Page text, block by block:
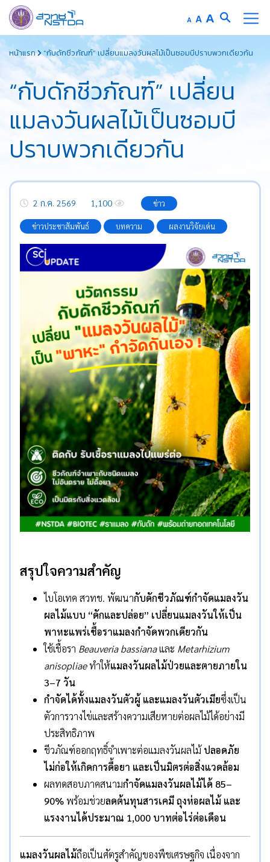
to
content
A Decrease
font
size.
AReset
font
size.
A Increase
font
size.
หน้าแรก “กับดักชีวภัณฑ์” เปลี่ยนแมลงวันผลไม้เป็นซอมบีปราบพวกเดียวกัน
“กับดักชีวภัณฑ์” เปลี่ยน
แมลงวันผลไม้เป็นซอมบี
ปราบพวกเดียวกัน
2 ก.ค. 2569 1,100 ข่าว
ข่าวประชาสัมพันธ์ บทความ ผลงานวิจัยเด่น
สรุปใจความสำคัญ
ไบโอเทค สวทช. พัฒนากับดักชีวภัณฑ์กำจัดแมลงวัน
ผลไม้แบบ “ดักและปล่อย” เปลี่ยนแมลงวันให้เป็น
พาหะแพร่เชื้อราแมลงกำจัดพวกเดียวกัน
ใช้เชื้อรา Beauveria bassianaและ Metarhizium
anisopliaeทำให้แมลงวันผลไม้ป่วยและตายภายใน
3–7 วัน
กำจัดได้ทั้งแมลงวันตัวผู้ และแมลงวันตัวเมียซึ่งเป็น
ตัวการวางไข่และสร้างความเสียหายต่อผลไม้ได้อย่างมี
ประสิทธิภาพ
ชีวภัณฑ์ออกฤทธิ์จำเพาะต่อแมลงวันผลไม้ปลอดภัย
ไม่ก่อให้เกิดการดื้อยา และเป็นมิตรต่อสิ่งแวดล้อม
ผลทดสอบภาคสนามกำจัดแมลงวันผลไม้ได้ 85–
90%พร้อมช่วยลดต้นทุนสารเคมี ถุงห่อผลไม้ และ
แรงงานได้ประมาณ 1,000 บาทต่อไร่ต่อเดือน
แมลงวันผลไม้ถือเป็นศัตรูสำคัญของพืชเศรษฐกิจ เนื่องจาก